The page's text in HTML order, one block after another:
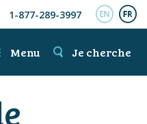
1-877-289-3997
Menu Je cherche